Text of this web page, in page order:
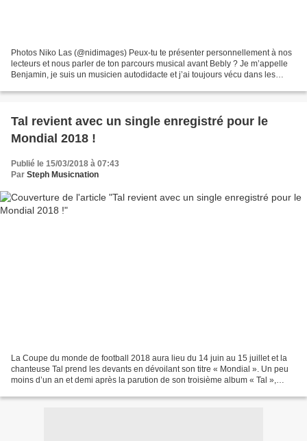
Photos Niko Las (@nidimages) Peux-tu te présenter personnellement à nos
lecteurs et nous parler de ton parcours musical avant Bebly ? Je m’appelle
Benjamin, je suis un musicien autodidacte et j’ai toujours vécu dans les
Tal revient avec un single enregistré pour le
Mondial 2018 !
Publié le 15/03/2018 à 07:43
Par Steph Musicnation
La Coupe du monde de football 2018 aura lieu du 14 juin au 15 juillet et la
chanteuse Tal prend les devants en dévoilant son titre « Mondial ». Un peu
moins d’un an et demi après la parution de son troisième album « Tal »,